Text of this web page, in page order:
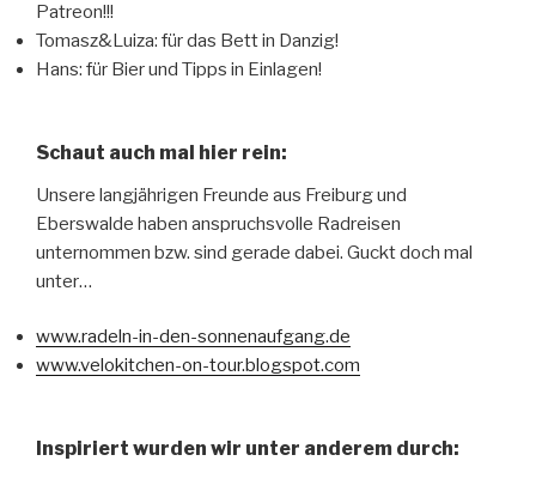
Patreon!!!
Tomasz&Luiza: für das Bett in Danzig!
Hans: für Bier und Tipps in Einlagen!
Schaut auch mal hier rein:
Unsere langjährigen Freunde aus Freiburg und
Eberswalde haben anspruchsvolle Radreisen
unternommen bzw. sind gerade dabei. Guckt doch mal
unter…
www.radeln-in-den-sonnenaufgang.de
www.velokitchen-on-tour.blogspot.com
Inspiriert wurden wir unter anderem durch: